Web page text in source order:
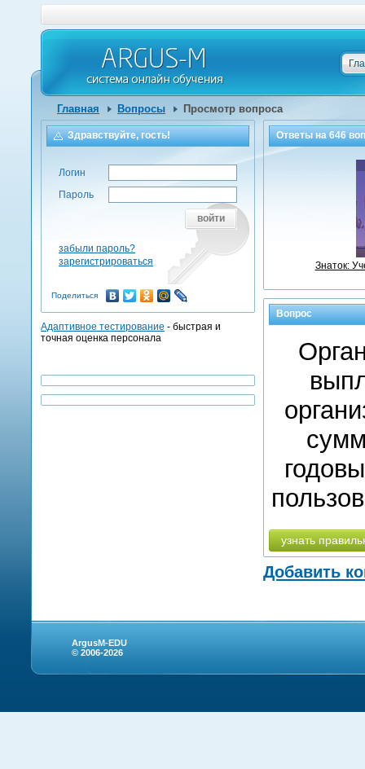
Главная Вопросы Просмотр вопроса
Ответы на646
Знаток:
Вопрос
узнать
Добавить
Здравствуйте, гость!
Логин
Пароль
войти
забыли пароль?
зарегистрироваться
Поделиться
Адаптивное тестирование - быстрая и
точная оценка персонала
ArgusM-EDU
© 2006-2026